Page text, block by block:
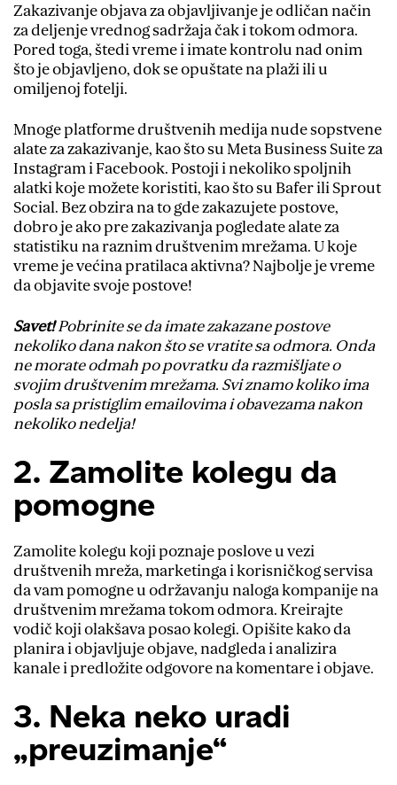
Zakazivanje objava za objavljivanje je odličan način
za deljenje vrednog sadržaja čak i tokom odmora.
Pored toga, štedi vreme i imate kontrolu nad onim
što je objavljeno, dok se opuštate na plaži ili u
omiljenoj fotelji.
Mnoge platforme društvenih medija nude sopstvene
alate za zakazivanje, kao što su Meta Business Suite za
Instagram i Facebook. Postoji i nekoliko spoljnih
alatki koje možete koristiti, kao što su Bafer ili Sprout
Social. Bez obzira na to gde zakazujete postove,
dobro je ako pre zakazivanja pogledate alate za
statistiku na raznim društvenim mrežama. U koje
vreme je većina pratilaca aktivna? Najbolje je vreme
da objavite svoje postove!
Savet!Pobrinite se da imate zakazane postove
nekoliko dana nakon što se vratite sa odmora. Onda
ne morate odmah po povratku da razmišljate o
svojim društvenim mrežama. Svi znamo koliko ima
posla sa pristiglim emailovima i obavezama nakon
nekoliko nedelja!
2. Zamolite kolegu da
pomogne
Zamolite kolegu koji poznaje poslove u vezi
društvenih mreža, marketinga i korisničkog servisa
da vam pomogne u održavanju naloga kompanije na
društvenim mrežama tokom odmora. Kreirajte
vodič koji olakšava posao kolegi. Opišite kako da
planira i objavljuje objave, nadgleda i analizira
kanale i predložite odgovore na komentare i objave.
3. Neka neko uradi
„preuzimanje“